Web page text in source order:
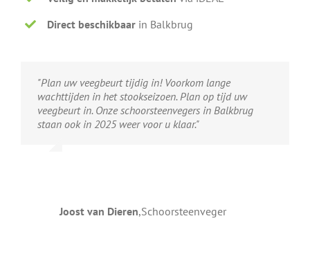
Direct beschikbaar in Balkbrug
"Plan uw veegbeurt tijdig in! Voorkom lange
wachttijden in het stookseizoen. Plan op tijd uw
veegbeurt in. Onze schoorsteenvegers in Balkbrug
staan ook in 2025 weer voor u klaar."
Joost van Dieren,Schoorsteenveger